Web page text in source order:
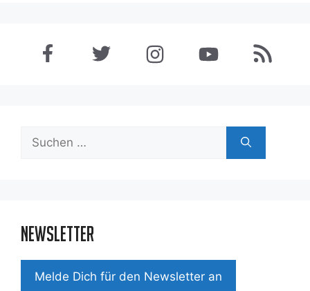
Suchen
Newsletter
Mel­de Dich für den News­let­ter an